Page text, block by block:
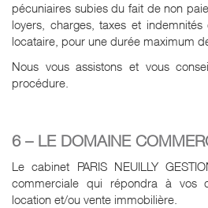
pécuniaires subies du fait de non
loyers, charges, taxes et
locataire, pour une durée maximum
Nous vous assistons et vous
procédure.
6 – LE DOMAINE
Le cabinet PARIS NEUILLY
commerciale qui répondra à vos
location et/ou vente immobilière.